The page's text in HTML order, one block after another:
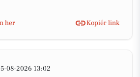
her
Kopiér link
08-2026 13:02